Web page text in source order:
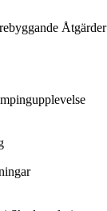
Åtgärder